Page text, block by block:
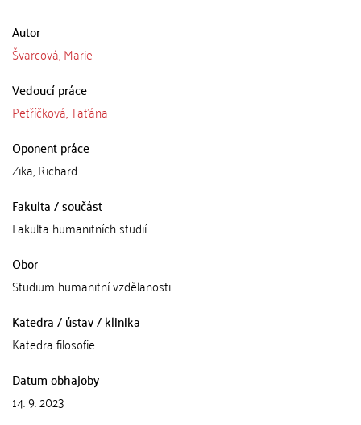
Autor
Švarcová, Marie
Vedoucí práce
Petříčková, Taťána
Oponent práce
Zika, Richard
Fakulta / součást
Fakulta humanitních studií
Obor
Studium humanitní vzdělanosti
Katedra / ústav / klinika
Katedra filosofie
Datum obhajoby
14. 9. 2023